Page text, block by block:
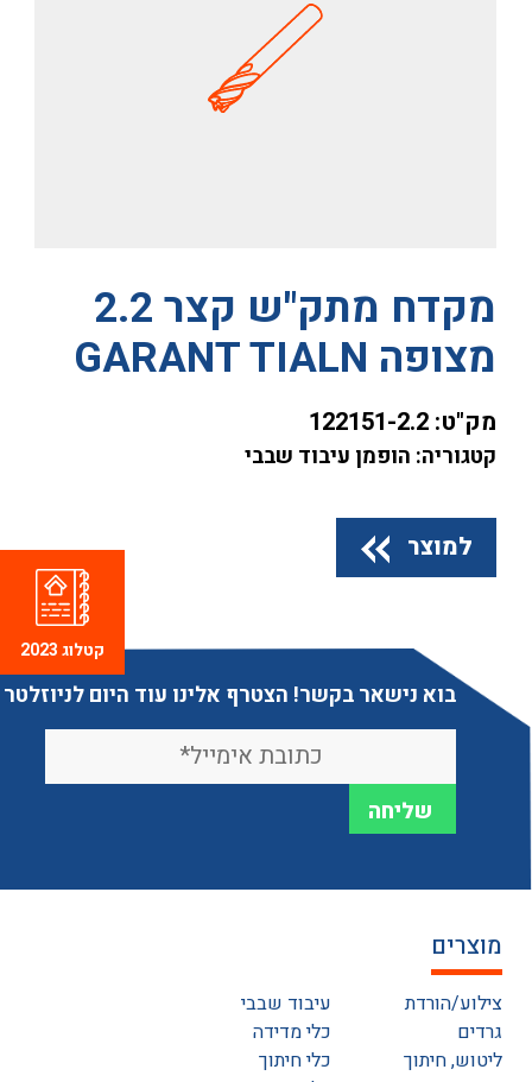
מקדח מתק"ש קצר 2.2
מצופה GARANT TIALN
מק"ט: 122151-2.2
קטגוריה: הופמן עיבוד שבבי
למוצר
בוא נישאר בקשר! הצטרף אלינו עוד היום לניוזלטר
מוצרים
צילוע/הורדת
גרדים
ליטוש, חיתוך
עיבוד שבבי
כלי מדידה
כלי חיתוך
קטלוג 2023